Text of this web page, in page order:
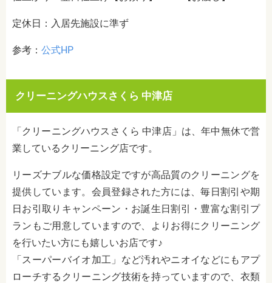
定休日：入居先施設に準ず
参考： 公式HP
クリーニングハウスさくら 中津店
「クリーニングハウスさくら 中津店」は、年中無休で営
業しているクリーニング店です。
リーズナブルな価格設定ですが高品質のクリーニングを
提供しています。会員登録された方には、毎日割引や期
日お引取りキャンペーン・お誕生日割引・豊富な割引プ
ランもご用意していますので、よりお得にクリーニング
を行いたい方にも嬉しいお店です♪
「スーパーバイオ加工」など汚れやニオイなどにもアプ
ローチするクリーニング技術を持っていますので、衣類